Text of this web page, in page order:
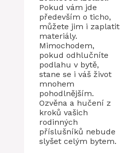
Pokud vám jde
především o ticho,
můžete jim i zaplatit
materiály.
Mimochodem,
pokud odhlučníte
podlahu v bytě,
stane se i váš život
mnohem
pohodlnějším.
Ozvěna a hučení z
kroků vašich
rodinných
příslušníků nebude
slyšet celým bytem.